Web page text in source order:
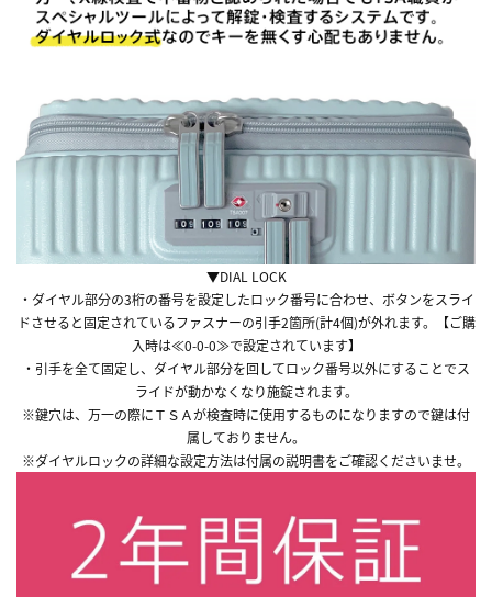
▼DIAL LOCK
・ダイヤル部分の3桁の番号を設定したロック番号に合わせ、ボタンをスライ
ドさせると固定されているファスナーの引手2箇所(計4個)が外れます。【ご購
入時は≪0-0-0≫で設定されています】
・引手を全て固定し、ダイヤル部分を回してロック番号以外にすることでス
ライドが動かなくなり施錠されます。
※鍵穴は、万一の際にＴＳＡが検査時に使用するものになりますので鍵は付
属しておりません。
※ダイヤルロックの詳細な設定方法は付属の説明書をご確認くださいませ。